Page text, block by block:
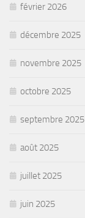
février 2026
décembre 2025
novembre 2025
octobre 2025
septembre 2025
août 2025
juillet 2025
juin 2025